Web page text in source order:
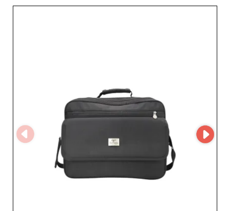
Iscriviti a My Fashion Wholesaler per accedere al nostro